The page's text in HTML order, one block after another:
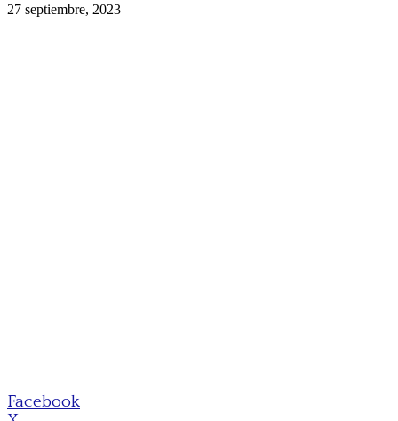
27 septiembre, 2023
Facebook